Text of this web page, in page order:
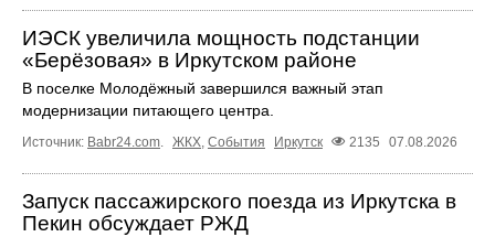
ИЭСК увеличила мощность подстанции
«Берёзовая» в Иркутском районе
В поселке Молодёжный завершился важный этап
модернизации питающего центра.
Источник: Babr24.com. ЖКХ, События Иркутск 2135 07.08.2026
Запуск пассажирского поезда из Иркутска в
Пекин обсуждает РЖД